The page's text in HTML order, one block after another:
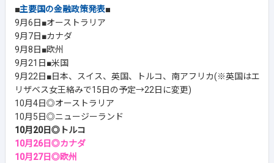
■主要国の金融政策発表■
9月6日■オーストラリア
9月7日■カナダ
9月8日■欧州
9月21日■米国
9月22日■日本、スイス、英国、トルコ、南アフリカ(※英国はエ
リザベス女王絡みで15日の予定→22日に変更)
10月4日◎オーストラリア
10月5日◎ニュージーランド
10月20日◎トルコ
10月26日◎カナダ
10月27日◎欧州